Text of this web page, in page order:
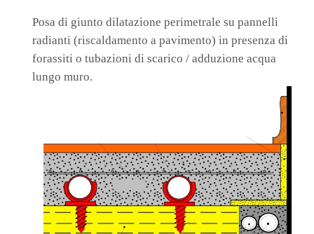
Posa di giunto dilatazione perimetrale su pannelli
radianti (riscaldamento a pavimento) in presenza di
forassiti o tubazioni di scarico / adduzione acqua
lungo muro.